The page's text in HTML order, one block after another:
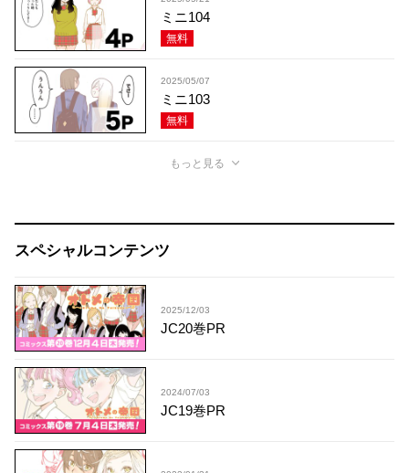
ミニ104
無料
2025/05/07
ミニ103
無料
もっと見る
スペシャルコンテンツ
2025/12/03
JC20巻PR
2024/07/03
JC19巻PR